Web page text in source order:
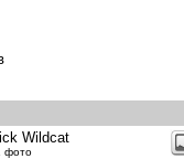
Wildcat
фото